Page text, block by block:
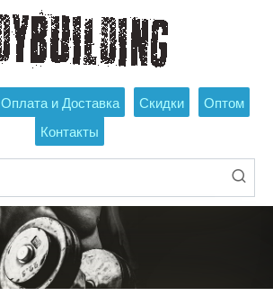
Оплата и Доставка Скидки
Оптом
Контакты